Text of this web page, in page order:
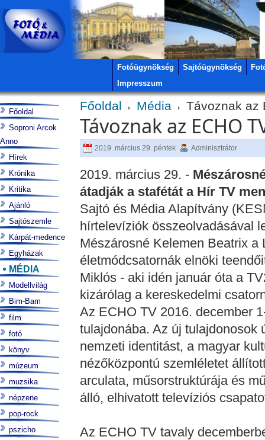
Fotóügynökség Sajtóügynökség
Impresszum
Főoldal Média Távoznak az
Távoznak az ECHO
2019. március 29. péntek Adminisztrátor
2019. március 29. -
átadják a stafétát a Hír TV
Sajtó és Média Alapítvány
hírtelevíziók összeolvadásával
Mészárosné Kelemen Beatrix
életmódcsatornák elnöki
Miklós - aki idén január óta a
kizárólag a kereskedelmi
Az ECHO TV 2016. december
tulajdonába. Az új tulajdonosok
nemzeti identitást, a magyar
nézőközpontú szemléletet
arculata, műsorstruktúrája és
álló, elhivatott televíziós
Az ECHO TV tavaly
Főoldal
Soproni Arcok
Anno
Hírek
Krónika
Kritika
Ajánló
Sajtószemle
Kárpát-medence
Egyházak
MÉDIA
Modellvilág
Bim-Bam
film
fotó
könyv
múzeum
muzsika
népzene
pop-rock
pszicho